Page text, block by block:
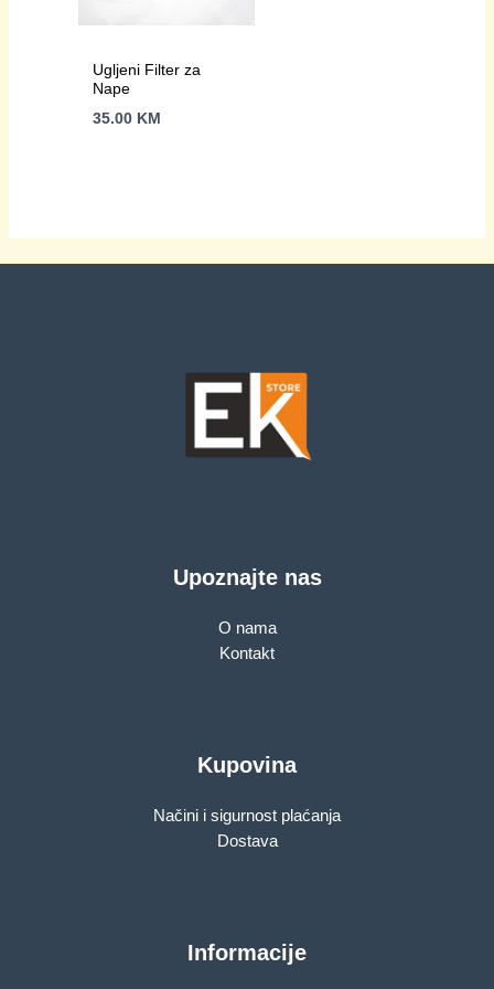
Ugljeni Filter za
Nape
35.00 KM
Upoznajte nas
O nama
Kontakt
Kupovina
Načini i sigurnost plaćanja
Dostava
Informacije